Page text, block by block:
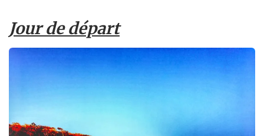
Jour de départ